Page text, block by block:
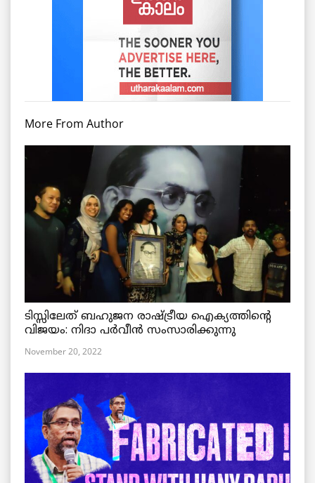
More From Author
ടിസ്സിലേത് ബഹുജന രാഷ്ട്രീയ ഐക്യത്തിന്റെ
വിജയം: നിദാ പർവീൻ സംസാരിക്കുന്നു
November 20, 2022